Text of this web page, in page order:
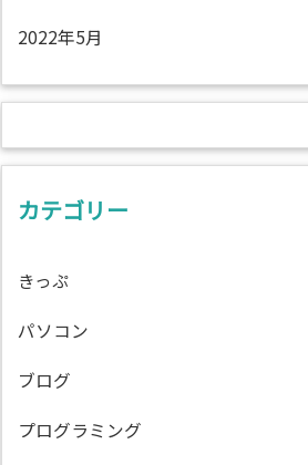
2022年5月
カテゴリー
きっぷ
パソコン
ブログ
プログラミング